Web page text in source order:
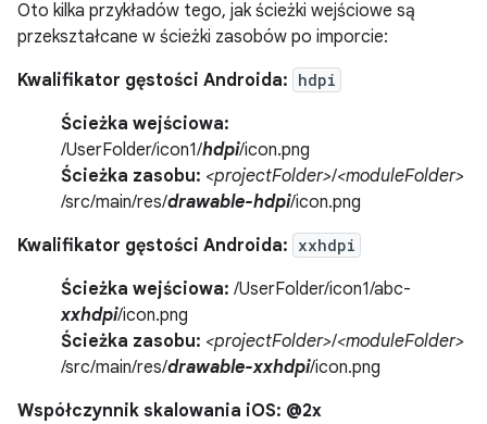
Oto kilka przykładów tego, jak ścieżki wejściowe są
przekształcane w ścieżki zasobów po imporcie:
Kwalifikator gęstości Androida: hdpi
Ścieżka wejściowa:
/UserFolder/icon1/hdpi/icon.png
Ścieżka zasobu: <projectFolder>/<moduleFolder>
/src/main/res/drawable-hdpi/icon.png
Kwalifikator gęstości Androida: xxhdpi
Ścieżka wejściowa: /UserFolder/icon1/abc-
xxhdpi/icon.png
Ścieżka zasobu: <projectFolder>/<moduleFolder>
/src/main/res/drawable-xxhdpi/icon.png
Współczynnik skalowania iOS: @2x